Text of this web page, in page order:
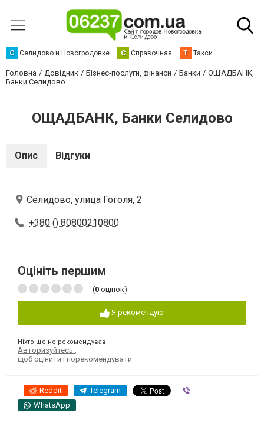
С Селидово и Новогродовке С Справочная Т Такси
Головна Довідник Бізнес-послуги, фінанси Банки
ОЩАДБАНК,
Банки Селидово
ОЩАДБАНК, Банки Селидово
Опис Відгуки
Селидово, улица Гоголя, 2
+380 () 80800210800
Оцініть першим
(0 оцінок)
Я рекомендую
Ніхто ще не рекомендував
Авторизуйтесь
щоб оцінити і порекомендувати
Reddit Telegram
WhatsApp